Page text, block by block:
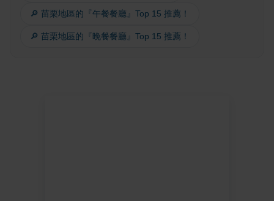
🔎 苗栗地區的『午餐餐廳』Top 15 推薦！
🔎 苗栗地區的『晚餐餐廳』Top 15 推薦！